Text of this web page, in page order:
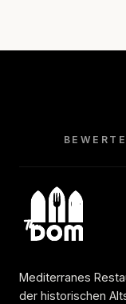
Mediterranes
der historischen